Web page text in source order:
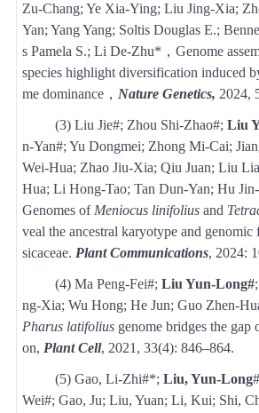
Zu-Chang; Ye Xia-Ying; Liu Jing-Xia;
Yan; Yang Yang; Soltis Douglas E.;
s Pamela S.; Li De-Zhu* ， Genome
species highlight diversification induced
me dominance， Nature Genetics, 2024,
(3) Liu Jie#; Zhou Shi-Zhao#; Liu
n-Yan#; Yu Dongmei; Zhong Mi-Cai;
Wei-Hua; Zhao Jiu-Xia; Qiu Juan; Liu
Hua; Li Hong-Tao; Tan Dun-Yan; Hu
Genomes of Meniocus linifoliusand
veal the ancestral karyotype and genomic
sicaceae. Plant Communications, 2024:
(4) Ma Peng-Fei#; Liu Yun-Long#
ng-Xia; Wu Hong; He Jun; Guo Zhen-
Pharus latifoliusgenome bridges the gap
on, Plant Cell, 2021, 33(4): 846–864.
(5) Gao, Li-Zhi#*; Liu, Yun-Long
Wei#; Gao, Ju; Liu, Yuan; Li, Kui; Shi,